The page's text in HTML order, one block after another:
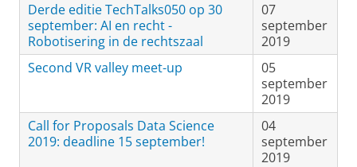
Derde editie TechTalks050 op 30
september: AI en recht -
Robotisering in de rechtszaal
07
september
2019
Second VR valley meet-up
05
september
2019
Call for Proposals Data Science
2019: deadline 15 september!
04
september
2019